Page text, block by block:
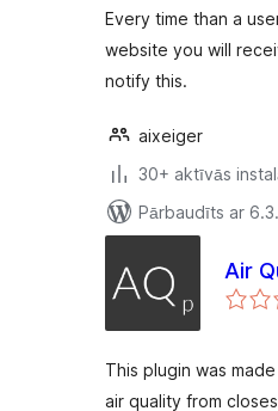
Every time than a
website you will
notify this.
aixeiger
30+ aktīvās
Pārbaudīts ar
Air
This plugin was
air quality from